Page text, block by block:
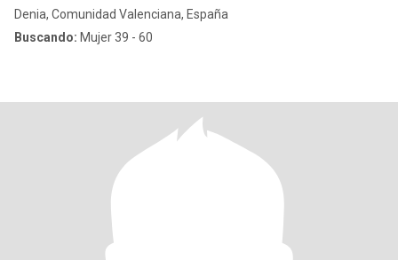
Denia, Comunidad Valenciana, España
Buscando: Mujer 39 - 60